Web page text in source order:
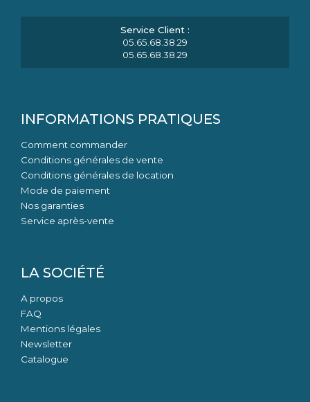
05.65.68.38.29
05.65.68.38.29
INFORMATIONS PRATIQUES
Comment commander
Conditions générales de vente
Conditions générales de location
Mode de paiement
Nos garanties
Service après-vente
LA SOCIÉTÉ
A propos
FAQ
Mentions légales
Newsletter
Catalogue